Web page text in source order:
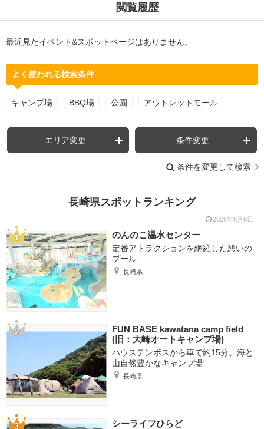
閲覧履歴
最近見たイベント&スポットページはありません。
よく使われる検索条件
キャンプ場 BBQ場 公園 アウトレットモール
エリア変更 条件変更
条件を変更して検索
長崎県スポットランキング
2026年8月6日
のんのこ温水センター
定番アトラクションを網羅した憩いの
プール
長崎県
FUN BASE kawatana camp field
(旧：大崎オートキャンプ場)
ハウステンボスから車で約15分。海と
山自然豊かなキャンプ場
長崎県
シーライフひらど